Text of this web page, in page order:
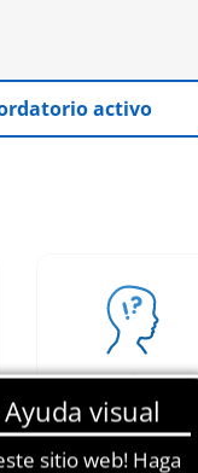
activo
Funciones
educativas